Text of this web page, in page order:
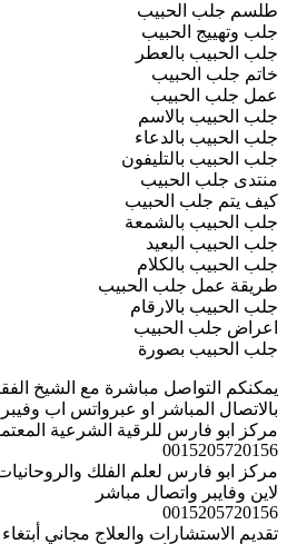
طلسم جلب الحبيب
جلب وتهييج الحبيب
جلب الحبيب بالعطر
خاتم جلب الحبيب
عمل جلب الحبيب
جلب الحبيب بالاسم
جلب الحبيب بالدعاء
جلب الحبيب بالتليفون
منتدى جلب الحبيب
كيف يتم جلب الحبيب
جلب الحبيب بالشمعة
جلب الحبيب البعيد
جلب الحبيب بالكلام
طريقة عمل جلب الحبيب
جلب الحبيب بالارقام
اعراض جلب الحبيب
جلب الحبيب بصورة
يمكنكم التواصل مباشرة مع الشيخ
بالاتصال المباشر او عبرواتس اب
مركز ابو فارس للرقية الشرعية
0015205720156
مركز ابو فارس لعلم الفلك
لاين وفايبر واتصال مباشر
0015205720156
تقديم الاستشارات والعلاج مجاني